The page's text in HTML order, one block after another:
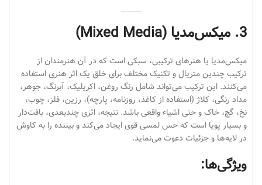
3. میکس‌مدیا (Mixed Media)
میکس‌مدیا یا هنرهای ترکیبی، سبکی است که در آن هنرمندان از
ترکیب چندین متریال و تکنیک مختلف برای خلق یک اثر هنری استفاده
می‌کنند. این ترکیب می‌تواند شامل رنگ روغن، اکریلیک، آبرنگ، جوهر،
مداد رنگی، کلاژ (استفاده از کاغذ، روزنامه، پارچه)، رزین، فلز، چوب،
نخ، گچ، خاک و حتی اشیاء واقعی باشد. نتیجه، اثری چندبعدی، بافت‌دار
و بسیار پویا است که حس لمسی قوی ایجاد می‌کند و بیننده را به کاوش
در لایه‌ها و جزئیات دعوت می‌نماید.
ویژگی‌ها: